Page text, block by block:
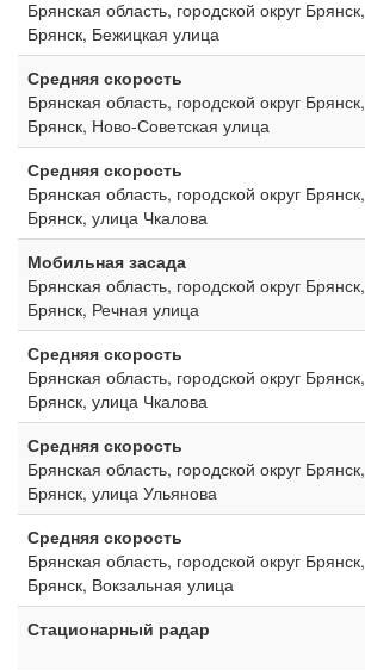
Брянская область, городской округ Брянск,
Брянск, Бежицкая улица
Средняя скорость
Брянская область, городской округ Брянск,
Брянск, Ново-Советская улица
Средняя скорость
Брянская область, городской округ Брянск,
Брянск, улица Чкалова
Мобильная засада
Брянская область, городской округ Брянск,
Брянск, Речная улица
Средняя скорость
Брянская область, городской округ Брянск,
Брянск, улица Чкалова
Средняя скорость
Брянская область, городской округ Брянск,
Брянск, улица Ульянова
Средняя скорость
Брянская область, городской округ Брянск,
Брянск, Вокзальная улица
Стационарный радар